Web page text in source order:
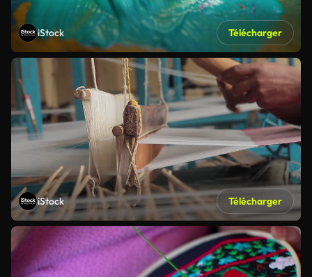
iStock Télécharger
iStock Télécharger